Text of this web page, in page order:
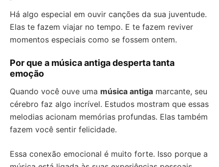
Há algo especial em ouvir canções da sua juventude.
Elas te fazem viajar no tempo. E te fazem reviver
momentos especiais como se fossem ontem.
Por que a música antiga desperta tanta
emoção
Quando você ouve uma música antiga marcante, seu
cérebro faz algo incrível. Estudos mostram que essas
melodias acionam memórias profundas. Elas também
fazem você sentir felicidade.
Essa conexão emocional é muito forte. Isso porque a